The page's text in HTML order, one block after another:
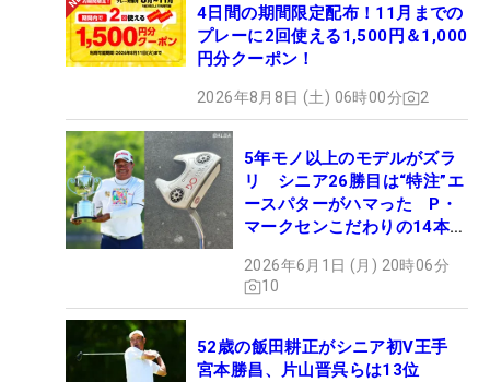
4日間の期間限定配布！11月までの
プレーに2回使える1,500円＆1,000
円分クーポン！
2026年8月8日 (土) 06時00分 2
5年モノ以上のモデルがズラ
リ シニア26勝目は“特注”エ
ースパターがハマった P・
マークセンこだわりの14本
2026年6月1日 (月) 20時06分
10
52歳の飯田耕正がシニア初V王手
宮本勝昌、片山晋呉らは13位